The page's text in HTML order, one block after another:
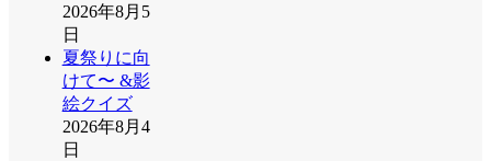
2026年8月5
日
夏祭りに向
けて〜 &影
絵クイズ
2026年8月4
日